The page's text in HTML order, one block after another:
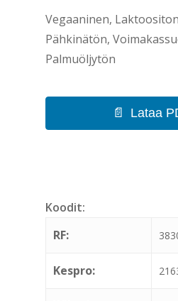
Vegaaninen,
Pähkinätön,
Palmuöljytön
Lataa
Koodit:
RF:
Kespro: